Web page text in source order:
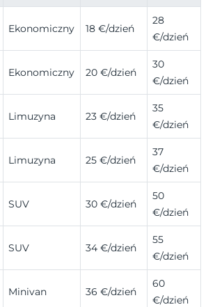
Ekonomiczny 18 €/dzień
28
€/dzień
Ekonomiczny 20 €/dzień
30
€/dzień
Limuzyna 23 €/dzień
35
€/dzień
Limuzyna 25 €/dzień
37
€/dzień
SUV 30 €/dzień
50
€/dzień
SUV 34 €/dzień
55
€/dzień
Minivan 36 €/dzień
60
€/dzień